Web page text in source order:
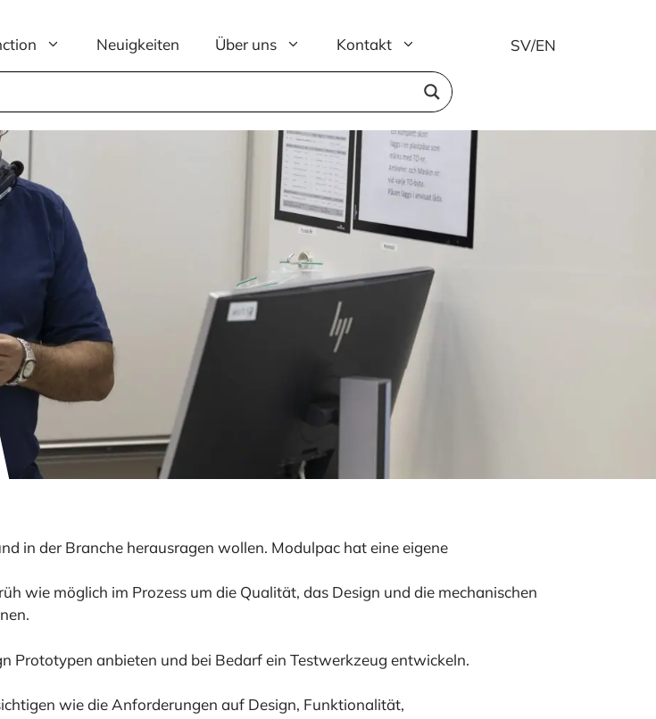
Neuigkeiten Über uns Kontakt SV/EN
in der Branche herausragen wollen. Modulpac hat eine eigene
wie möglich im Prozess um die Qualität, das Design und die mechanischen
anbieten und bei Bedarf ein Testwerkzeug entwickeln.
wie die Anforderungen auf Design, Funktionalität,